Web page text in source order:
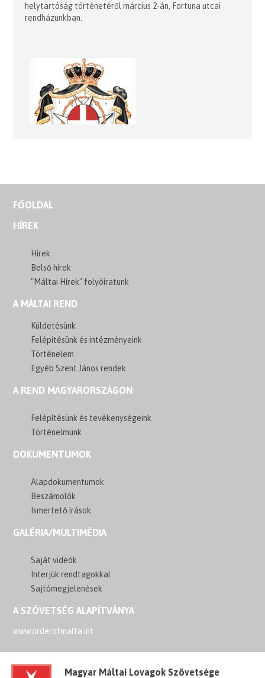
helytartóság történetéről március 2-án, Fortuna utcai
rendházunkban.
FŐOLDAL
HÍREK
Hírek
Belső hírek
"Máltai Hírek" folyóíratunk
A MÁLTAI REND
Küldetésünk
Felépítésünk és intézményeink
Történelem
Egyéb Szent János rendek
A REND MAGYARORSZÁGON
Felépítésünk és tevékenységeink
Történelmünk
DOKUMENTUMOK
Alapdokumentumok
Beszámolók
Ismertető írások
GALÉRIA/MULTIMÉDIA
Saját videók
Interjúk rendtagokkal
Sajtómegjelenések
A SZÖVETSÉG ALAPÍTVÁNYA
www.orderofmalta.int
Magyar Máltai Lovagok Szövetsége